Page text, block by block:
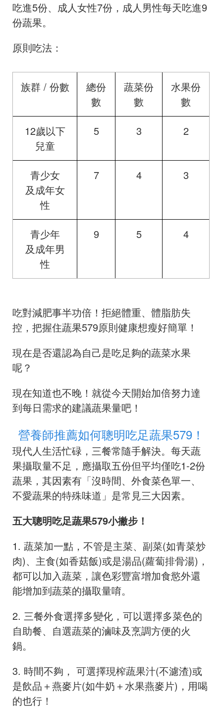
吃進5份、成人女性7份，成人男性每天吃進9
份蔬果。
原則吃法：
族群 / 份數
總份
數
蔬菜份
數
水果份
數
12歲以下
兒童
5 3 2
青少女
及成年女
性
7 4 3
青少年
及成年男
性
9 5 4
吃對減肥事半功倍！拒絕體重、體脂肪失
控，把握住蔬果579原則健康想瘦好簡單！
現在是否還認為自己是吃足夠的蔬菜水果
呢？
現在知道也不晚！就從今天開始加倍努力達
到每日需求的建議蔬果量吧！
營養師推薦如何聰明吃足蔬果579！
現代人生活忙碌，三餐常隨手解決。每天蔬
果攝取量不足，應攝取五份但平均僅吃1-2份
蔬果，其因素有「沒時間、外食菜色單一、
不愛蔬果的特殊味道」是常見三大因素。
五大聰明吃足蔬果579小撇步！
1. 蔬菜加一點，不管是主菜、副菜(如青菜炒
肉)、主食(如香菇飯)或是湯品(蘿蔔排骨湯)，
都可以加入蔬菜，讓色彩豐富增加食慾外還
能增加到蔬菜的攝取量唷。
2. 三餐外食選擇多變化，可以選擇多菜色的
自助餐、自選蔬菜的滷味及烹調方便的火
鍋。
3. 時間不夠， 可選擇現榨蔬果汁(不濾渣)或
是飲品＋燕麥片(如牛奶＋水果燕麥片)，用喝
的也行！